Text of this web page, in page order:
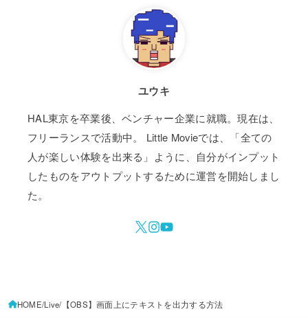
ユウキ
HAL東京を卒業後、ベンチャー企業に就職。現在は、
フリーランスで活動中。 Little Movieでは、「全ての
人が楽しい体験を出来る」ように、自分がインプット
したものをアウトプットするために運営を開始しまし
た。
HOME Live 【OBS】画面上にテキストを出力する方法